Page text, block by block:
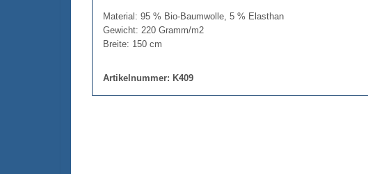
Material: 95 % Bio-Baumwolle, 5 % Elasthan
Gewicht: 220 Gramm/m2
Breite: 150 cm
Artikelnummer: K409